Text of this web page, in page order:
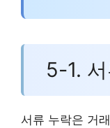
5-1.
서류 누락은 거